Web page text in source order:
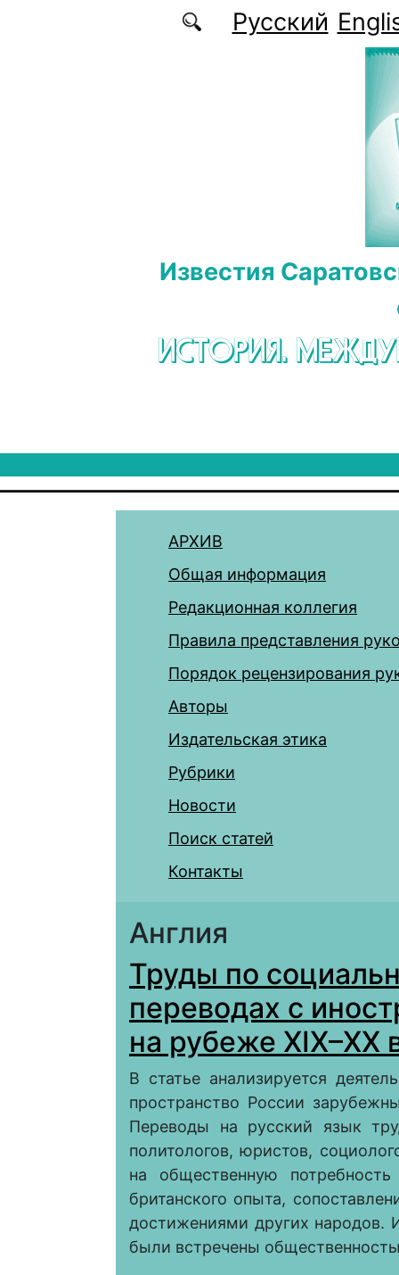
Перейти к основному содержаниюРусский
Известия
ИСТОРИЯ.
АРХИВ
Общая информация
Редакционная коллегия
Правила представления
Порядок рецензирования
Авторы
Издательская этика
Рубрики
Новости
Поиск статей
Контакты
Англия
Труды по
переводах с
на рубеже XIX–ХХ
В статье анализируется
пространство России
Переводы на русский язык
политологов, юристов,
на общественную
британского опыта,
достижениями других народов.
были встречены